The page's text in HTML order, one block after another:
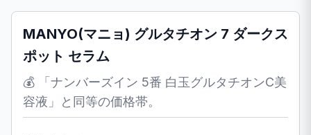
MANYO(マニョ) グルタチオン 7 ダークス
ポット セラム
💰 「ナンバーズイン 5番 白玉グルタチオンC美
容液」と同等の価格帯。